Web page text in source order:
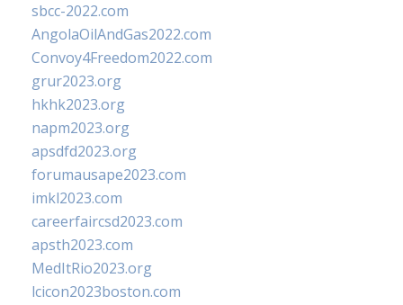
sbcc-2022.com
AngolaOilAndGas2022.com
Convoy4Freedom2022.com
grur2023.org
hkhk2023.org
napm2023.org
apsdfd2023.org
forumausape2023.com
imkl2023.com
careerfaircsd2023.com
apsth2023.com
MedItRio2023.org
lcicon2023boston.com